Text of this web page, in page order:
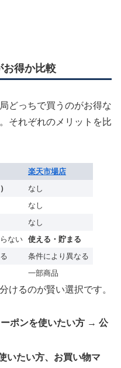
お得か比較
どっちで買うのがお得な
それぞれのメリットを比
楽天市場店
なし
なし
なし
ない 使える・貯まる
条件により異なる
一部商品
けるのが賢い選択です。
ポンを使いたい方 →公
いたい方、お買い物マ